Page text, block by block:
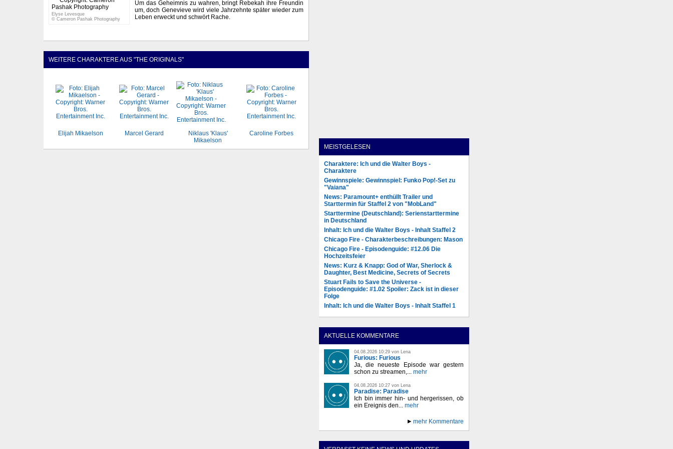
Elyse Levesque
© Cameron Pashak Photography
Um das Geheimnis zu wahren, bringt Rebekah ihre Freundin
um, doch Genevieve wird viele Jahrzehnte später wieder zum
Leben erweckt und schwört Rache.
WEITERE CHARAKTERE AUS "THE ORIGINALS"
Elijah Mikaelson Marcel Gerard
Niklaus 'Klaus'
Mikaelson
Caroline Forbes
MEISTGELESEN
Charaktere: Ich und die Walter Boys -
Charaktere
Gewinnspiele: Gewinnspiel: Funko Pop!-Set zu
"Vaiana"
News: Paramount+ enthüllt Trailer und
Starttermin für Staffel 2 von "MobLand"
Starttermine (Deutschland): Serienstarttermine
in Deutschland
Inhalt: Ich und die Walter Boys - Inhalt Staffel 2
Chicago Fire - Charakterbeschreibungen: Mason
Chicago Fire - Episodenguide: #12.06 Die
Hochzeitsfeier
News: Kurz & Knapp: God of War, Sherlock &
Daughter, Best Medicine, Secrets of Secrets
Stuart Fails to Save the Universe -
Episodenguide: #1.02 Spoiler: Zack ist in dieser
Folge
Inhalt: Ich und die Walter Boys - Inhalt Staffel 1
AKTUELLE KOMMENTARE
04.08.2026 10:29 von Lena
Furious: Furious
Ja, die neueste Episode war gestern
schon zu streamen,... mehr
04.08.2026 10:27 von Lena
Paradise: Paradise
Ich bin immer hin- und hergerissen, ob
ein Ereignis den... mehr
mehr Kommentare